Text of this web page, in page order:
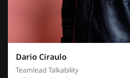
Dario Ciraulo
Teamlead Talkability